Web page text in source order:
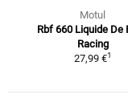
Motul
Rbf 660 Liquide De
Racing
27,99 €1